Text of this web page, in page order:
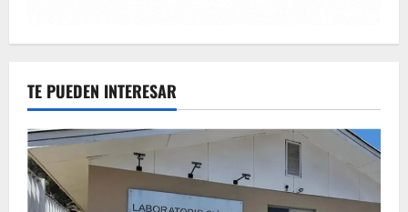
TE PUEDEN INTERESAR